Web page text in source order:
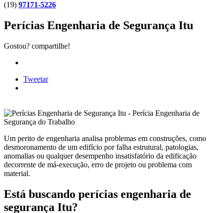
(19) 97171-5226
Perícias Engenharia de Segurança Itu
Gostou? compartilhe!
Tweetar
Um perito de engenharia analisa problemas em construções, como
desmoronamento de um edifício por falha estrutural, patologias,
anomalias ou qualquer desempenho insatisfatório da edificação
decorrente de má-execução, erro de projeto ou problema com
material.
Está buscando perícias engenharia de
segurança Itu?